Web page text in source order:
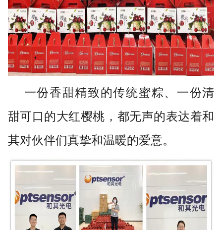
一份香甜精致的传统蜜粽、一份清
甜可口的大红樱桃，都无声的表达着和
其对伙伴们真挚和温暖的爱意。